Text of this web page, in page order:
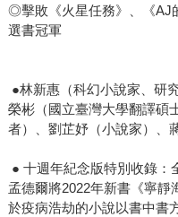
◎擊敗《火星任務》、《AJ
選書冠軍
●林新惠（科幻小說家、研
榮彬（國立臺灣大學翻譯碩
者）、劉芷妤（小說家）、
● 十週年紀念版特別收錄：
孟德爾將2022年新書《寧靜
於疫病浩劫的小說以書中書